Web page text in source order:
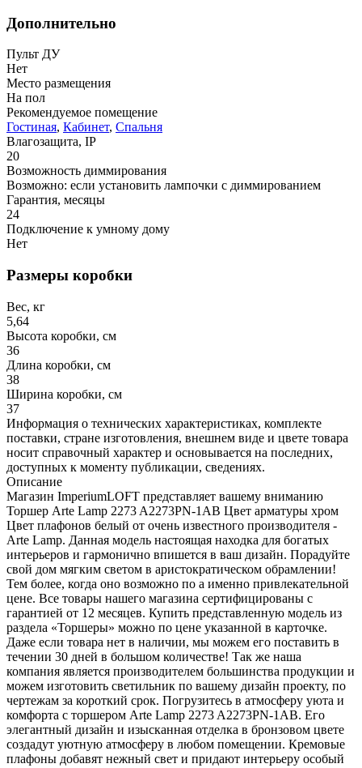
Дополнительно
Пульт ДУ
Нет
Место размещения
На пол
Рекомендуемое помещение
Гостиная, Кабинет, Спальня
Влагозащита, IP
20
Возможность диммирования
Возможно: если установить лампочки с диммированием
Гарантия, месяцы
24
Подключение к умному дому
Нет
Размеры коробки
Вес, кг
5,64
Высота коробки, см
36
Длина коробки, см
38
Ширина коробки, см
37
Информация о технических характеристиках, комплекте
поставки, стране изготовления, внешнем виде и цвете товара
носит справочный характер и основывается на последних,
доступных к моменту публикации, сведениях.
Описание
Магазин ImperiumLOFT представляет вашему вниманию
Торшер Arte Lamp 2273 A2273PN-1AB Цвет арматуры хром
Цвет плафонов белый от очень известного производителя -
Arte Lamp. Данная модель настоящая находка для богатых
интерьеров и гармонично впишется в ваш дизайн. Порадуйте
свой дом мягким светом в аристократическом обрамлении!
Тем более, когда оно возможно по а именно привлекательной
цене. Все товары нашего магазина сертифицированы с
гарантией от 12 месяцев. Купить представленную модель из
раздела «Торшеры» можно по цене указанной в карточке.
Даже если товара нет в наличии, мы можем его поставить в
течении 30 дней в большом количестве! Так же наша
компания является производителем большинства продукции и
можем изготовить светильник по вашему дизайн проекту, по
чертежам за короткий срок. Погрузитесь в атмосферу уюта и
комфорта с торшером Arte Lamp 2273 A2273PN-1AB. Его
элегантный дизайн и изысканная отделка в бронзовом цвете
создадут уютную атмосферу в любом помещении. Кремовые
плафоны добавят нежный свет и придают интерьеру особый